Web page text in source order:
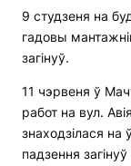
9 студзеня на
гадовы
загінуў.
11 чэрвеня ў
работ на вул.
знаходзілася на
падзення